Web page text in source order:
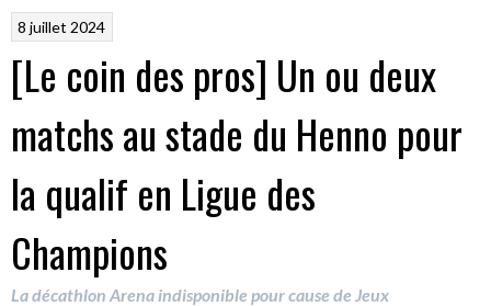
8 juillet 2024
[Le coin des pros] Un ou deux
matchs au stade du Henno pour
la qualif en Ligue des
Champions
La décathlon Arena indisponible pour cause de Jeux